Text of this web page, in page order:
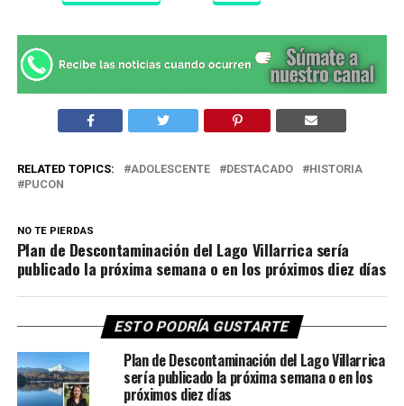
RELATED TOPICS: ADOLESCENTE DESTACADO
HISTORIA
PUCON
NO TE PIERDAS
Plan de Descontaminación del Lago Villarrica sería
publicado la próxima semana o en los próximos diez días
ESTO PODRÍA GUSTARTE
Plan de Descontaminación del Lago Villarrica
sería publicado la próxima semana o en los
próximos diez días